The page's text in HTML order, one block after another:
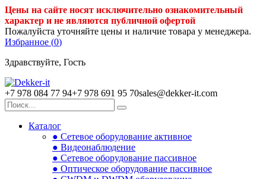
Цены на сайте носят исключительно ознакомительный
характер и не являются публичной офертой
Пожалуйста уточняйте цены и наличие товара у менеджера.
Избранное (0)
Здравствуйте, Гость
+7 978 084 77 94+7 978 691 95 70sales@dekker-it.com
Каталог
● Сетевое оборудование активное
● Видеонаблюдение
● Сетевое оборудование пассивное
● Оптическое оборудование пассивное